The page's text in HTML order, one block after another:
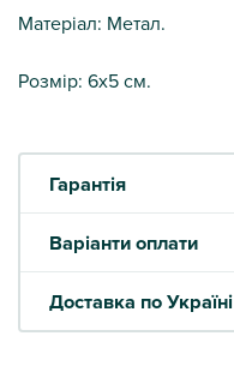
Матеріал: Метал.
Розмір: 6х5 см.
Гарантія
Варіанти оплати
Доставка по Україні